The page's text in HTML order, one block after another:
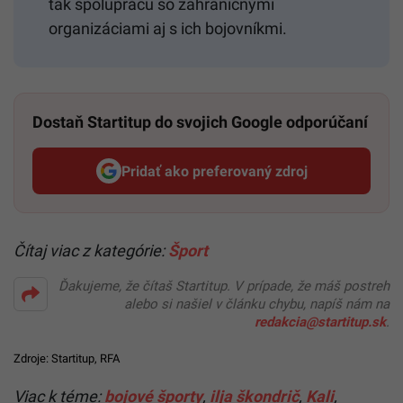
tak spoluprácu so zahraničnými
organizáciami aj s ich bojovníkmi.
Dostaň Startitup do svojich Google odporúčaní
Pridať ako preferovaný zdroj
Startitup, odkaz sa otvorí v
Čítaj viac z kategórie:Šport
Ďakujeme, že čítaš Startitup. V prípade, že máš postreh
alebo si našiel v článku chybu, napíš nám na
redakcia@startitup.sk.
Zdroje: Startitup, RFA
Viac k téme:bojové športy, ilja škondrič, Kali,